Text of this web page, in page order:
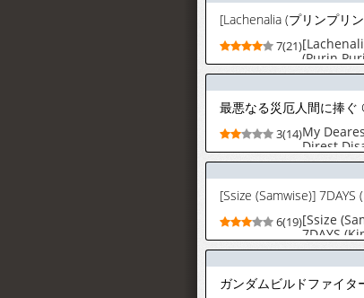
Dekinai! |
지가 계셔
할 수 없어!
(Jujutsu
[Korean]
7(21)
(Purin
ConCafe
Kitsune-
[Digital]
最悪なる災厄人間に捧ぐ
3(14)My
Direst
CG
6(19)[Ssize
7DAYS
Hearts)